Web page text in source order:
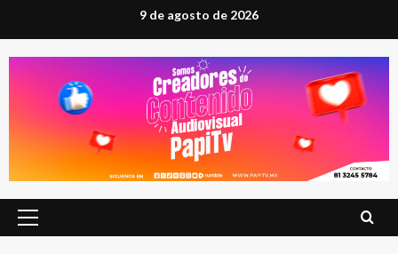
al
contenido
9 de agosto de 2026
Menú